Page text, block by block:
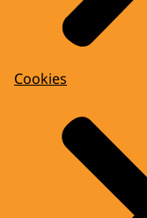
Cookies